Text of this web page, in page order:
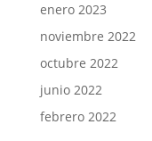
enero 2023
noviembre 2022
octubre 2022
junio 2022
febrero 2022